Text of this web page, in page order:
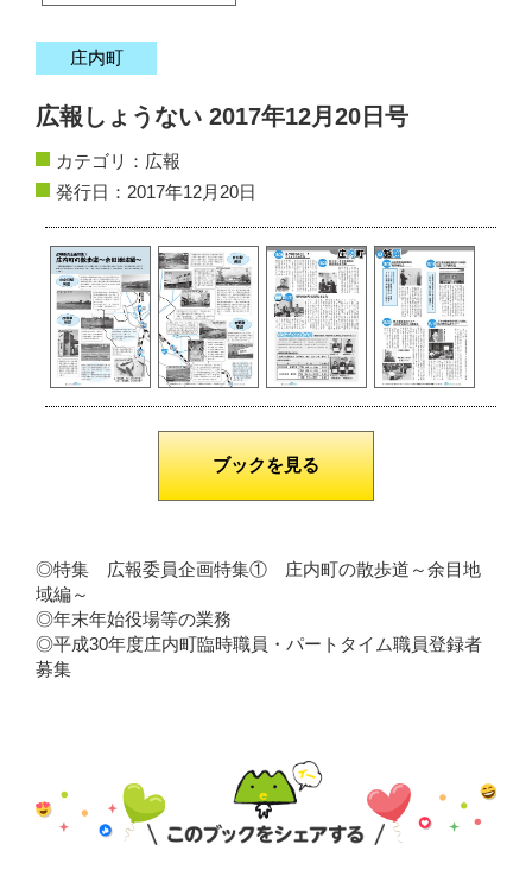
庄内町
広報しょうない 2017年12月20日号
カテゴリ： 広報
発行日：2017年12月20日
ブックを見る
◎特集 広報委員企画特集① 庄内町の散歩道～余目地
域編～
◎年末年始役場等の業務
◎平成30年度庄内町臨時職員・パートタイム職員登録者
募集
個人情報保護方針
動作環境
リンク集